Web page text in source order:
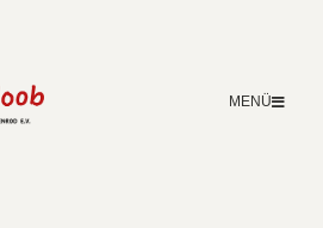
MENÜ